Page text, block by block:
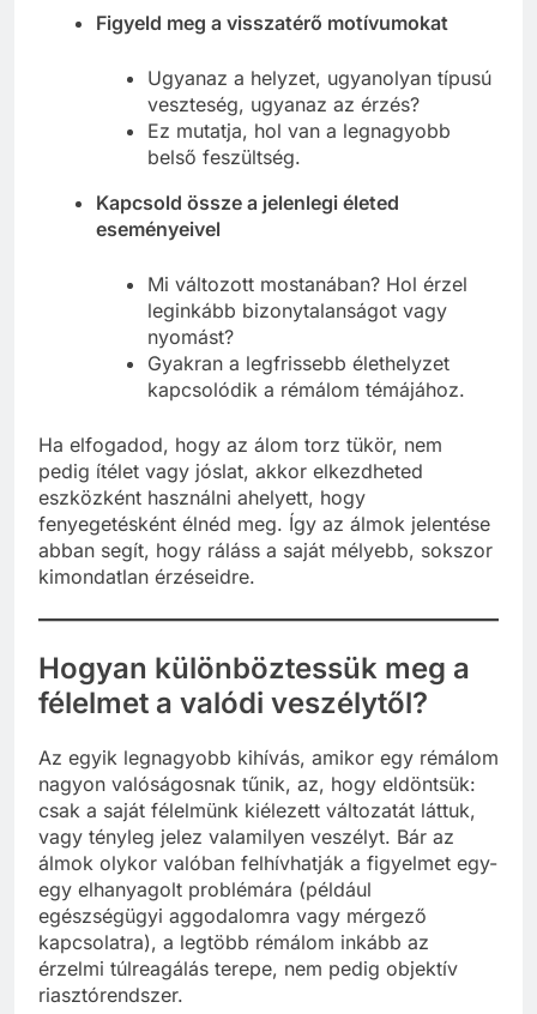
Ugyanaz a helyzet, ugyanolyan típusú
veszteség, ugyanaz az érzés?
Ez mutatja, hol van a legnagyobb
Kapcsold össze a jelenlegi életed
Mi változott mostanában? Hol érzel
leginkább bizonytalanságot vagy
nyomást?
Gyakran a legfrissebb élethelyzet
Ha elfogadod, hogy az álom torz tükör, nem
pedig ítélet vagy jóslat, akkor elkezdheted
eszközként használni ahelyett, hogy
fenyegetésként élnéd meg. Így az álmok jelentése
abban segít, hogy ráláss a saját mélyebb, sokszor
Hogyan különböztessük meg a
félelmet a valódi veszélytől?
Az egyik legnagyobb kihívás, amikor egy rémálom
nagyon valóságosnak tűnik, az, hogy eldöntsük:
csak a saját félelmünk kiélezett változatát láttuk,
vagy tényleg jelez valamilyen veszélyt. Bár az
álmok olykor valóban felhívhatják a figyelmet egy-
egy elhanyagolt problémára (például
egészségügyi aggodalomra vagy mérgező
kapcsolatra), a legtöbb rémálom inkább az
érzelmi túlreagálás terepe, nem pedig objektív